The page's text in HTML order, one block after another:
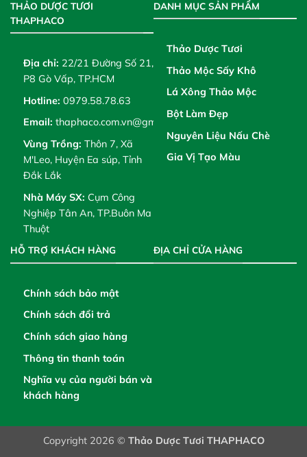
THẢO DƯỢC TƯƠI
THAPHACO
Địa chỉ: 22/21 Đường Số 21,
P8 Gò Vấp, TP.HCM
Hotline: 0979.58.78.63
Email: thaphaco.com.vn@gmail.com
Vùng Trồng: Thôn 7, Xã
M'Leo, Huyện Ea súp, Tỉnh
Đắk Lắk
Nhà Máy SX: Cụm Công
Nghiệp Tân An, TP.Buôn Ma
Thuột
DANH MỤC SẢN PHẨM
Thảo Dược Tươi
Thảo Mộc Sấy Khô
Lá Xông Thảo Mộc
Bột Làm Đẹp
Nguyên Liệu Nấu Chè
Gia Vị Tạo Màu
HỖ TRỢ KHÁCH HÀNG
Chính sách bảo mật
Chính sách đổi trả
Chính sách giao hàng
Thông tin thanh toán
Nghĩa vụ của người bán và
khách hàng
ĐỊA CHỈ CỬA HÀNG
Copyright 2026 © Thảo Dược Tươi THAPHACO